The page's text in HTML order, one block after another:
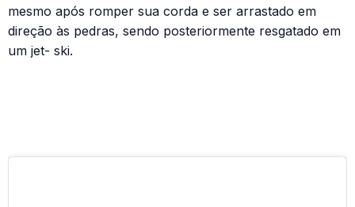
mesmo após romper sua corda e ser arrastado em
direção às pedras, sendo posteriormente resgatado em
um jet- ski.